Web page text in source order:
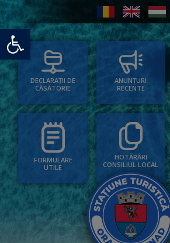
Deschide bara de unelte
DECLARAȚII DE
CĂSĂTORIE
ANUNȚURI
RECENTE
FORMULARE
UTILE
HOTĂRÂRI
CONSILIUL LOCAL